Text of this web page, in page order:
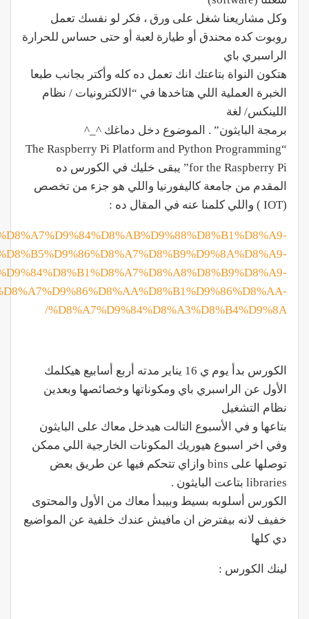
وكل مشاريعنا شغل على ورق ، فكر لو نفسك تعمل
روبوت كده محندق أو طيارة لعبة أو حتى حساس للحرارة
الراسبري باي
هتكون النواة بتاعتك انك تعمل ده كله وأكتر بجانب طبعا
الخبرة العملية اللي هتاخدها في “الالكترونيات / نظام
اللينكس/ لغة
برمجة البايثون” . الموضوع دخل دماغك ^_^
“The Raspberry Pi Platform and Python Programming
for the Raspberry Pi” يبقى خليك في الكورس ده
المقدم من جامعة كاليفورنيا واللي هو جزء من تخصص
(IOT ) واللي كلمنا عنه في المقال ده :
%D8%A7%D9%84%D8%A3%D8%B4%D9%8A/
الكورس بدأ يوم ي 16 يناير مدته أربع أسابيع هيكلمك
الأول عن الراسبري باي ومكوناتها وخصائصها وبعدين
نظام التشغيل
بتاعها و في الأسبوع التالت هيدخل معاك على البايثون
وفي اخر اسبوع هيوريك المكونات الخارجية اللي ممكن
توصلها على bins وازاي تتحكم فيها عن طريق بعض
libraries بتاعت البايثون .
الكورس أسلوبه بسيط وبيبدأ معاك من الأول والمحتوى
خفيف لانه بيفترض ان مافيش عندك خلفية عن المواضيع
دي كلها
لينك الكورس :